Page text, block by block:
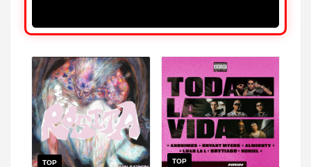
TOP TOP